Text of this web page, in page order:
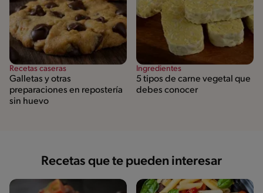
Recetas caseras
Galletas y otras
preparaciones en repostería
sin huevo
Ingredientes
5 tipos de carne vegetal que
debes conocer
Recetas que te pueden interesar